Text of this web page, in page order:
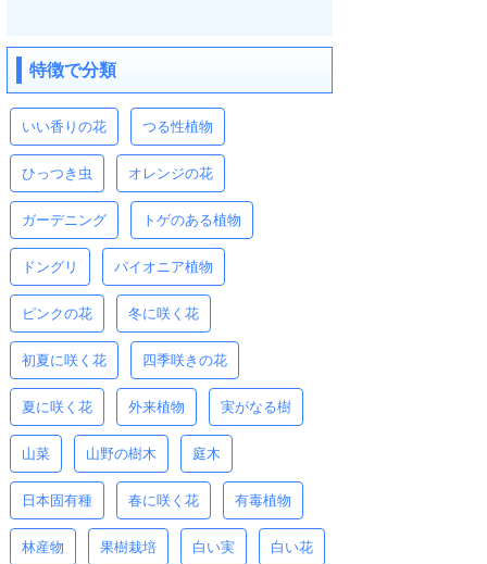
特徴で分類
いい香りの花 つる性植物
ひっつき虫 オレンジの花
ガーデニング トゲのある植物
ドングリ パイオニア植物
ピンクの花 冬に咲く花
初夏に咲く花 四季咲きの花
夏に咲く花 外来植物 実がなる樹
山菜 山野の樹木 庭木
日本固有種 春に咲く花 有毒植物
林産物 果樹栽培 白い実 白い花